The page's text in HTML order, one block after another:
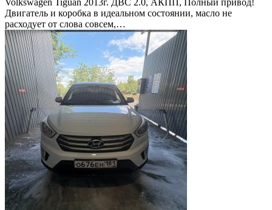
Volkswagen Tiguan 2013г. ДВС 2.0, АКПП, Полный привод!
Двигатель и коробка в идеальном состоянии, масло не
расходует от слова совсем,…